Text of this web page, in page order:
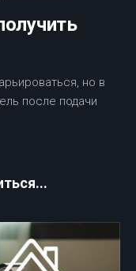
но в
после подачи